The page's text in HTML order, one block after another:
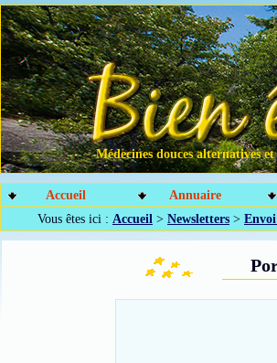
Médecines douces alternatives
Accueil Annuaire
Vous êtes ici : Accueil > Newsletters >